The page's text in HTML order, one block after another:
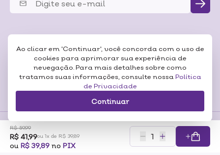
Ao clicar em 'Continuar', você concorda com o uso de
cookies para aprimorar sua experiência de
nevegação. Para mais detalhes sobre como
tratamos suas informações, consulte nossa Política
de Privacidade
Continuar
R$ 59,99
R$ 41,99ou 1x de R$ 39,89
ou R$ 39,89 no PIX
Certificados